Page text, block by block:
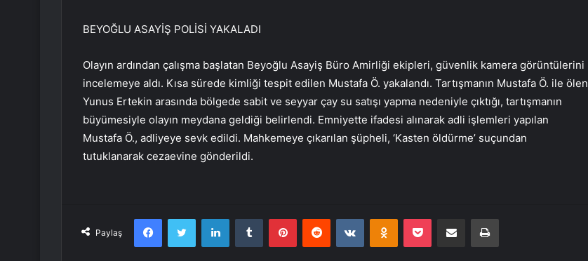
BEYOĞLU ASAYİŞ POLİSİ YAKALADI
Olayın ardından çalışma başlatan Beyoğlu Asayiş Büro Amirliği ekipleri, güvenlik kamera görüntülerini
incelemeye aldı. Kısa sürede kimliği tespit edilen Mustafa Ö. yakalandı. Tartışmanın Mustafa Ö. ile ölen
Yunus Ertekin arasında bölgede sabit ve seyyar çay su satışı yapma nedeniyle çıktığı, tartışmanın
büyümesiyle olayın meydana geldiği belirlendi. Emniyette ifadesi alınarak adli işlemleri yapılan
Mustafa Ö., adliyeye sevk edildi. Mahkemeye çıkarılan şüpheli, ‘Kasten öldürme’ suçundan
tutuklanarak cezaevine gönderildi.
Paylaş
FacebookTwitter LinkedInTumblr PinterestReddit VKontakteOdnoklassniki
Pocket E-Posta ile paylaş Yazdır